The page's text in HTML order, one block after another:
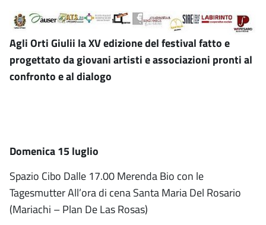
Agli Orti Giulii la XV edizione del festival fatto e
progettato da giovani artisti e associazioni pronti al
confronto e al dialogo
Domenica 15 luglio
Spazio Cibo Dalle 17.00 Merenda Bio con le
Tagesmutter All’ora di cena Santa Maria Del Rosario
(Mariachi – Plan De Las Rosas)